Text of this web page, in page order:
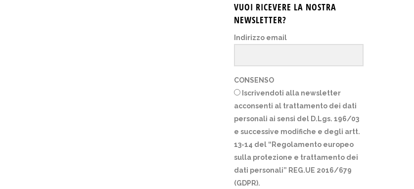
VUOI RICEVERE LA NOSTRA
NEWSLETTER?
Indirizzo email
CONSENSO
Iscrivendoti alla newsletter
acconsenti al trattamento dei dati
personali ai sensi del D.Lgs. 196/03
e successive modifiche e degli artt.
13-14 del “Regolamento europeo
sulla protezione e trattamento dei
dati personali” REG.UE 2016/679
(GDPR).